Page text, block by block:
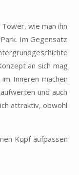
wie man ihn
Im Gegensatz
an sich mag
Inneren machen
und auch
attraktiv, obwohl
Kopf aufpassen